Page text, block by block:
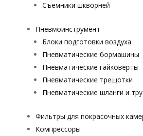
Cъемники шкворней
Пневмоинструмент
Блоки подготовки воздуха
Пневматические бормашины
Пневматические гайковерты
Пневматические трещотки
Пневматические шланги и
Фильтры для покрасочных
Компрессоры